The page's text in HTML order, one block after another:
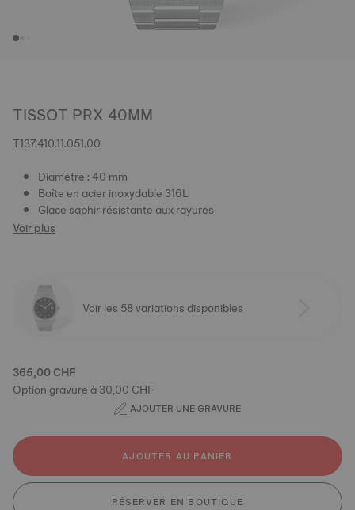
TISSOT PRX 40MM
T137.410.11.051.00
Diamètre : 40 mm
Boîte en acier inoxydable 316L
Glace saphir résistante aux rayures
Voir plus
Voir les 58 variations disponibles
365,00 CHF
Option gravure à 30,00 CHF
AJOUTER UNE GRAVURE
AJOUTER AU PANIER
RÉSERVER EN BOUTIQUE